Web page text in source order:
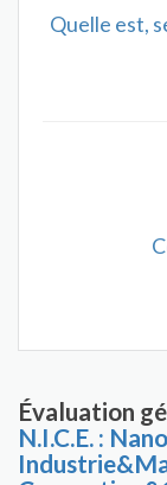
Quelle est,
Évaluation
N.I.C.E. :